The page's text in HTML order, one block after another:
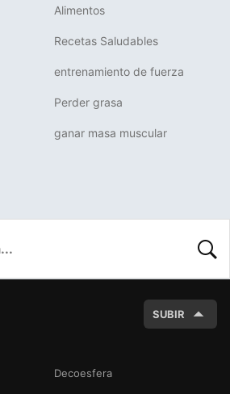
Alimentos
Recetas Saludables
entrenamiento de fuerza
Perder grasa
ganar masa muscular
SUBIR
Decoesfera